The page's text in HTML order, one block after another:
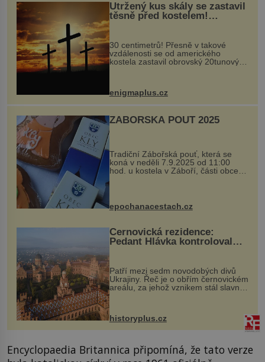
Utržený kus skály se zastavil
těsně před kostelem!
Ochránila ho boží síla?
30 centimetrů! Přesně v takové
vzdálenosti se od amerického
kostela zastavil obrovský 20tunový
...
enigmaplus.cz
ZÁBOŘSKÁ POUŤ 2025
Tradiční Zábořská pouť, která se
koná v neděli 7.9.2025 od 11:00
hod. u kostela v Záboří, části obce
Kly u Mělníka. V programu naleznete
komentovanou prohlídku kostela,
epochanacestach.cz
Černovická rezidence:
Pedant Hlávka kontroloval
Patří mezi sedm novodobých divů
Ukrajiny. Řeč je o obřím černovickém
areálu, za jehož vznikem stál slavný
český architekt Josef Hlávka. Ten si
na něm dal mimořádně záležet. Jeho
historyplus.cz
Encyclopaedia Britannica připomíná, že tato verze